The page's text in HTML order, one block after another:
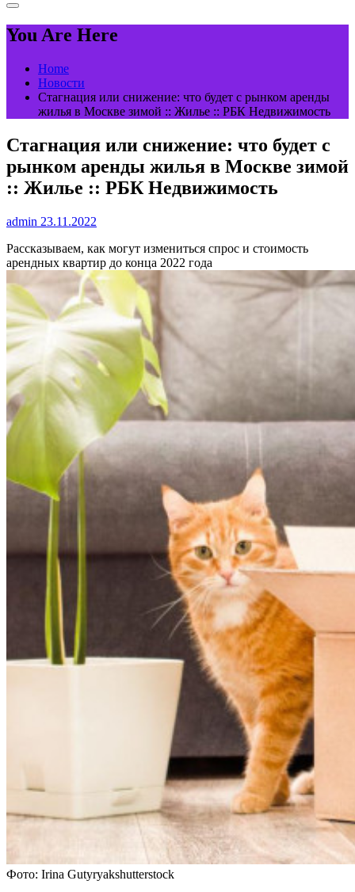
You Are Here
Home
Новости
Стагнация или снижение: что будет с рынком аренды
жилья в Москве зимой :: Жилье :: РБК Недвижимость
Стагнация или снижение: что будет с
рынком аренды жилья в Москве зимой
:: Жилье :: РБК Недвижимость
admin 23.11.2022
Рассказываем, как могут измениться спрос и стоимость
арендных квартир до конца 2022 года
Фото: Irina Gutyryakshutterstock